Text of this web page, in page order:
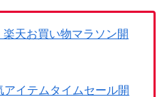
楽天お買い物マラソン開
イテムタイムセール開